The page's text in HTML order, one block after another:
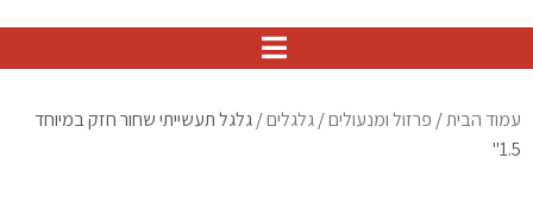
עמוד הבית/ פרזול ומנעולים/גלגלים/ גלגל תעשייתי שחור חזק במיוחד
1.5"